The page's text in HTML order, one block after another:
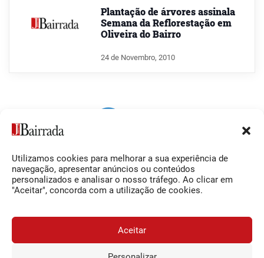
Utilizamos cookies para melhorar a sua experiência de
navegação, apresentar anúncios ou conteúdos
personalizados e analisar o nosso tráfego. Ao clicar em
"Aceitar", concorda com a utilização de cookies.
Aceitar
Plantação de árvores assinala
Semana da Reflorestação em
Oliveira do Bairro
24 de Novembro, 2010
Siga-nos
Facebook
O Jornal da Bairrada
Contactos
Termos e Condições